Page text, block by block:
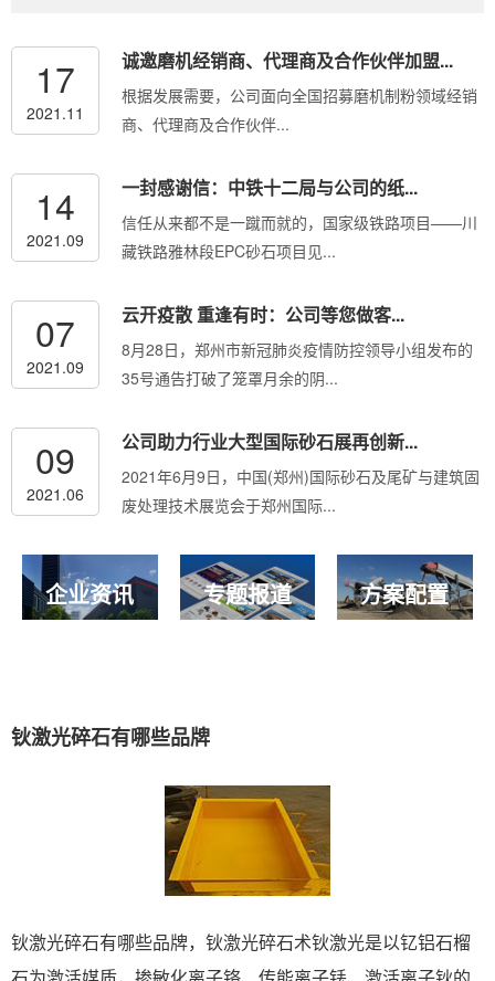
17
2021.11
诚邀磨机经销商、代理商及合作伙伴加盟...
根据发展需要，公司面向全国招募磨机制粉领域经销
商、代理商及合作伙伴...
14
2021.09
一封感谢信：中铁十二局与公司的纸...
信任从来都不是一蹴而就的，国家级铁路项目——川
藏铁路雅林段EPC砂石项目见...
07
2021.09
云开疫散 重逢有时：公司等您做客...
8月28日，郑州市新冠肺炎疫情防控领导小组发布的
35号通告打破了笼罩月余的阴...
09
2021.06
公司助力行业大型国际砂石展再创新...
2021年6月9日，中国(郑州)国际砂石及尾矿与建筑固
废处理技术展览会于郑州国际...
企业资讯 专题报道 方案配置
钬激光碎石有哪些品牌
钬激光碎石有哪些品牌，钬激光碎石术钬激光是以钇铝石榴